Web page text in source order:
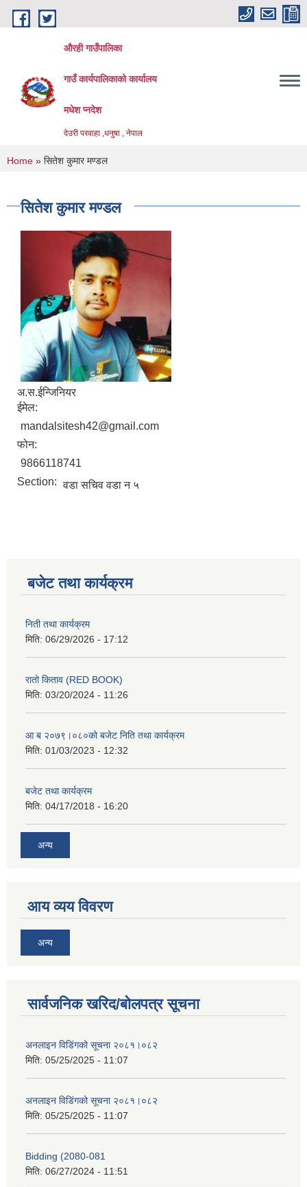
Skip to main content
औरही गाउँपालिका
गाउँ कार्यपालिकाको कार्यालय
मधेश प्नदेश
देउरी परवाहा ,धनुषा , नेपाल
You are here
Home » सितेश कुमार मण्डल
सितेश कुमार मण्डल
अ.स.ईन्जिनियर
ईमेल:
mandalsitesh42@gmail.com
फोन:
9866118741
Section: वडा सचिव वडा न‌‍‍ ५
बजेट तथा कार्यक्रम
निती तथा कार्यक्रम
मिति: 06/29/2026 - 17:12
रातो किताव (RED BOOK)
मिति: 03/20/2024 - 11:26
आ ब २०७९।०८०को बजेट निति तथा कार्यक्रम
मिति: 01/03/2023 - 12:32
बजेट तथा कार्यक्रम
मिति: 04/17/2018 - 16:20
अन्य
आय व्यय विवरण
अन्य
सार्वजनिक खरिद/बोलपत्र सूचना
अनलाइन विडि‌ं‍गको सूचना २०८१।०८२
मिति: 05/25/2025 - 11:07
अनलाइन विडि‌ं‍गको सूचना २०८१।०८२
मिति: 05/25/2025 - 11:07
Bidding (2080-081
मिति: 06/27/2024 - 11:51